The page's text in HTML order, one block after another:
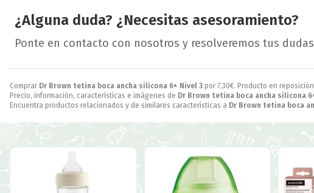
Comprar Dr Brown tetina boca ancha silicona 6+ Nivel 3 por 7,30€. Producto en
Precio, información, características e imágenes de Dr Brown tetina boca ancha silicona
Encuentra productos relacionados y de similares características a Dr Brown tetina boca
¿Alguna duda? ¿Necesitas asesoramiento?
Ponte en contacto con nosotros y resolveremos tus